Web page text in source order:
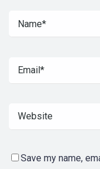
Save my name,